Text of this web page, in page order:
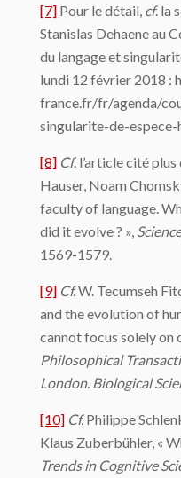
[7] Pour le détail, cf. la
Stanislas Dehaene au
du langage et
lundi 12 février 2018 :
france.fr/fr/agenda/
singularite-de-espece-
[8] Cf. l’article cité
Hauser, Noam
faculty of language.
did it evolve ? », Science
1569-1579.
[9] Cf.W. Tecumseh
and the evolution of
cannot focus solely on
Philosophical
London. Biological
[10] Cf.Philippe
Klaus Zuberbühler, «
Trends in Cognitive